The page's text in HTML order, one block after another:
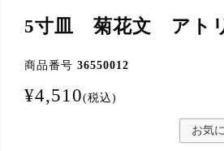
5寸皿 菊花文 アト
商品番号 36550012
¥4,510 税込
お気